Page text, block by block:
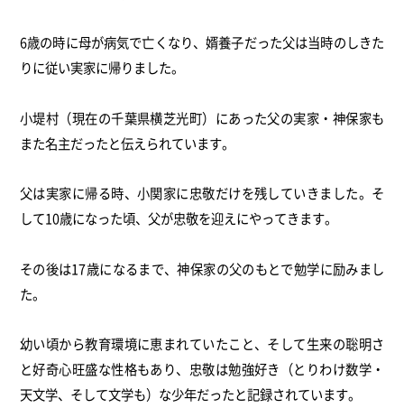
6歳の時に母が病気で亡くなり、婿養子だった父は当時のしきた
りに従い実家に帰りました。
小堤村（現在の千葉県横芝光町）にあった父の実家・神保家も
また名主だったと伝えられています。
父は実家に帰る時、小関家に忠敬だけを残していきました。そ
して10歳になった頃、父が忠敬を迎えにやってきます。
その後は17歳になるまで、神保家の父のもとで勉学に励みまし
た。
幼い頃から教育環境に恵まれていたこと、そして生来の聡明さ
と好奇心旺盛な性格もあり、忠敬は勉強好き（とりわけ数学・
天文学、そして文学も）な少年だったと記録されています。